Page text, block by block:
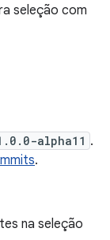
seleção com
alpha11 .
.
na seleção